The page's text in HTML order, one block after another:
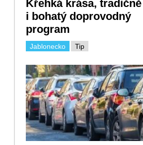
Křehká krása,
i bohatý doprovodný
program
Jablonecko Tip